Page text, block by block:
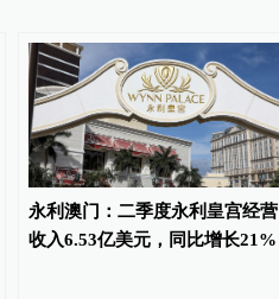
永利澳门：二季度永利皇宫经营
收入6.53亿美元，同比增长21%